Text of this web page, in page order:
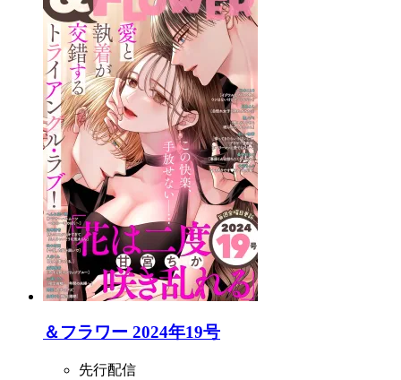
＆フラワー 2024年19号
先行配信